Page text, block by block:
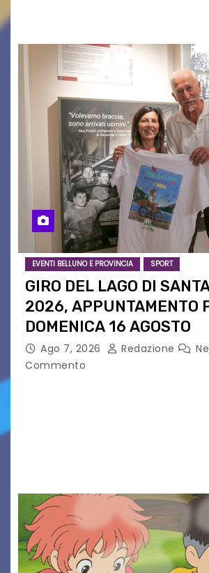
EVENTI BELLUNO E PROVINCIA SPORT
GIRO DEL LAGO DI
2026, APPUNTAMENTO
DOMENICA 16 AGOSTO
Ago 7, 2026 Redazione
Commento